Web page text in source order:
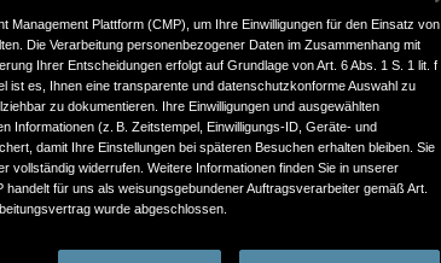
Management Plattform (CMP), um Ihre Einwilligungen für den Einsatz von
Die Verarbeitung personenbezogener Daten im Zusammenhang mit
Ihrer Entscheidungen erfolgt auf Grundlage von Art. 6 Abs. 1 S. 1 lit. f
ist es, Ihnen eine transparente und datenschutzkonforme Auswahl zu
zu dokumentieren. Ihre Einwilligungen und ausgewählten
Informationen (z. B. Zeitstempel, Einwilligungs-ID, Geräte- und
damit Ihre Einstellungen bei späteren Besuchen erhalten bleiben. Sie
vollständig widerrufen. Weitere Informationen finden Sie in unserer
handelt für uns als weisungsgebundener Auftragsverarbeiter gemäß Art.
wurde abgeschlossen.